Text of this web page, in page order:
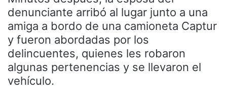
denunciante arribó al lugar junto a una
amiga a bordo de una camioneta Captur
y fueron abordadas por los
delincuentes, quienes les robaron
algunas pertenencias y se llevaron el
vehículo.